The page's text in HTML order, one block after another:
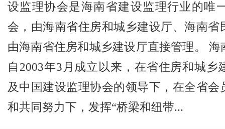
设监理协会是海南省建设监理行业的唯
会，由海南省住房和城乡建设厅、海南省
由海南省住房和城乡建设厅直接管理。
自2003年3月成立以来，在省住房和城乡
及中国建设监理协会的领导下，在全省会
和共同努力下，发挥“桥梁和纽带...